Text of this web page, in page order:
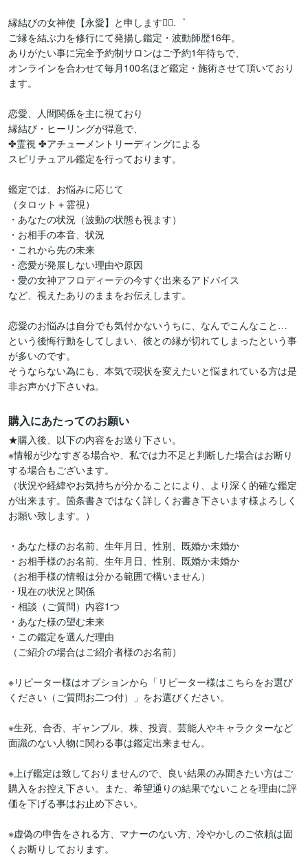
縁結びの女神使【永愛】と申します❁⃘.゜
ご縁を結ぶ力を修行にて発揚し鑑定・波動師歴16年。
ありがたい事に完全予約制サロンはご予約1年待ちで、
オンラインを合わせて毎月100名ほど鑑定・施術させて頂いており
ます。
恋愛、人間関係を主に視ており
縁結び・ヒーリングが得意で、
✤霊視 ✤アチューメントリーディングによる
スピリチュアル鑑定を行っております。
鑑定では、お悩みに応じて
（タロット＋霊視）
・あなたの状況（波動の状態も視ます）
・お相手の本音、状況
・これから先の未来
・恋愛が発展しない理由や原因
・愛の女神アフロディーテの今すぐ出来るアドバイス
など、視えたありのままをお伝えします。
恋愛のお悩みは自分でも気付かないうちに、なんでこんなこと…
という後悔行動をしてしまい、彼との縁が切れてしまったという事
が多いのです。
そうならない為にも、本気で現状を変えたいと悩まれている方は是
非お声かけ下さいね。
購入にあたってのお願い
★購入後、以下の内容をお送り下さい。
※情報が少なすぎる場合や、私では力不足と判断した場合はお断り
する場合もございます。
（状況や経緯やお気持ちが分かることにより、より深く的確な鑑定
が出来ます。箇条書きではなく詳しくお書き下さいます様よろしく
お願い致します。）
・あなた様のお名前、生年月日、性別、既婚か未婚か
・お相手様のお名前、生年月日、性別、既婚か未婚か
（お相手様の情報は分かる範囲で構いません）
・現在の状況と関係
・相談（ご質問）内容1つ
・あなた様の望む未来
・この鑑定を選んだ理由
（ご紹介の場合はご紹介者様のお名前）
※リピーター様はオプションから「リピーター様はこちらをお選び
ください（ご質問お二つ付）」をお選びください。
※生死、合否、ギャンブル、株、投資、芸能人やキャラクターなど
面識のない人物に関わる事は鑑定出来ません。
※上げ鑑定は致しておりませんので、良い結果のみ聞きたい方はご
購入をお控え下さい。また、希望通りの結果でないことを理由に評
価を下げる事はお止め下さい。
※虚偽の申告をされる方、マナーのない方、冷やかしのご依頼は固